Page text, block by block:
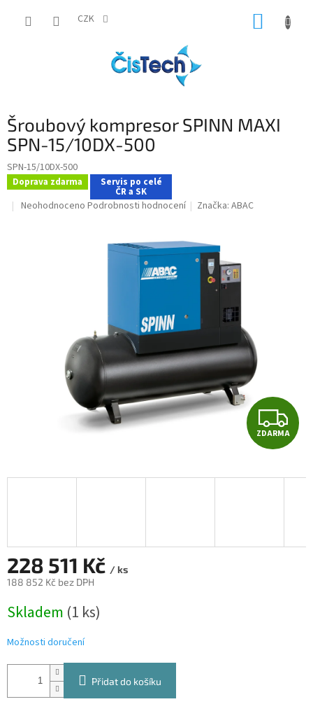
CZK
Šroubový kompresor SPINN MAXI
SPN-15/10DX-500
SPN-15/10DX-500
Doprava zdarma Servis po celé
ČR a SK
Průměrné
Neohodnoceno Podrobnosti hodnocení Značka:ABAC
Z
D
A
ZDARMA
228 511 Kč / ks
188 852 Kč bez DPH
cena:
Skladem (1 ks)
Možnosti doručení
Přidat do košíku